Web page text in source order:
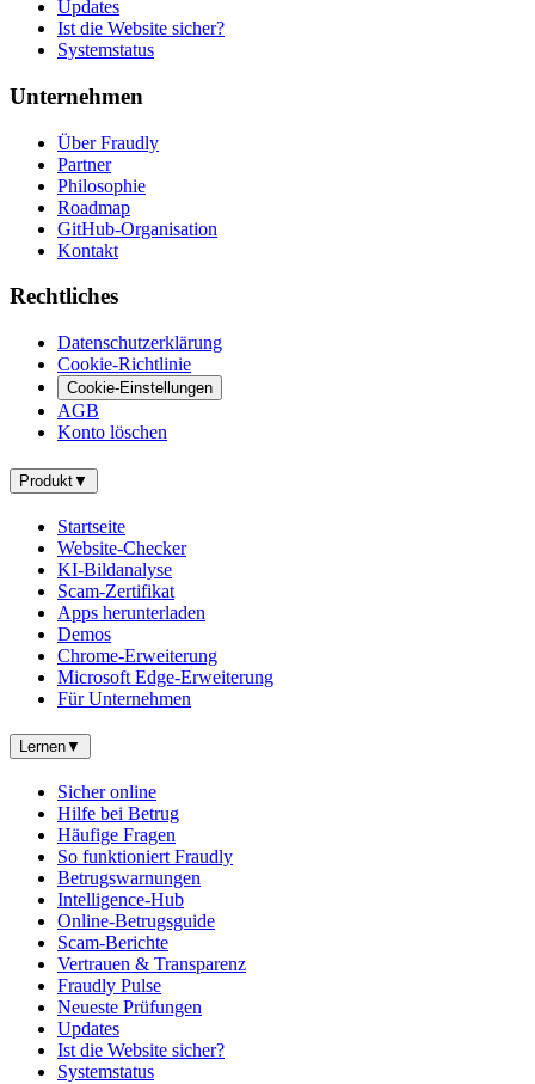
Updates
Ist die Website sicher?
Systemstatus
Unternehmen
Über Fraudly
Partner
Philosophie
Roadmap
GitHub-Organisation
Kontakt
Rechtliches
Datenschutzerklärung
Cookie-Richtlinie
Cookie-Einstellungen
AGB
Konto löschen
Produkt▼
Startseite
Website-Checker
KI-Bildanalyse
Scam-Zertifikat
Apps herunterladen
Demos
Chrome-Erweiterung
Microsoft Edge-Erweiterung
Für Unternehmen
Lernen▼
Sicher online
Hilfe bei Betrug
Häufige Fragen
So funktioniert Fraudly
Betrugswarnungen
Intelligence-Hub
Online-Betrugsguide
Scam-Berichte
Vertrauen & Transparenz
Fraudly Pulse
Neueste Prüfungen
Updates
Ist die Website sicher?
Systemstatus